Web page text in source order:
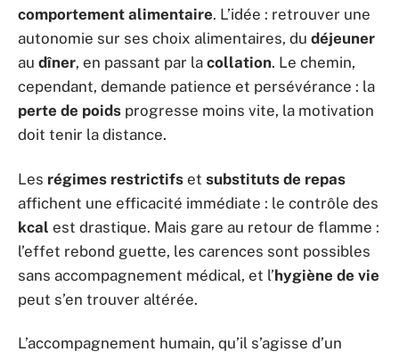
comportement alimentaire. L’idée : retrouver une
autonomie sur ses choix alimentaires, du déjeuner
au dîner, en passant par la collation. Le chemin,
cependant, demande patience et persévérance : la
perte de poids progresse moins vite, la motivation
doit tenir la distance.
Les régimes restrictifs et substituts de repas
affichent une efficacité immédiate : le contrôle des
kcal est drastique. Mais gare au retour de flamme :
l’effet rebond guette, les carences sont possibles
sans accompagnement médical, et l’hygiène de vie
peut s’en trouver altérée.
L’accompagnement humain, qu’il s’agisse d’un